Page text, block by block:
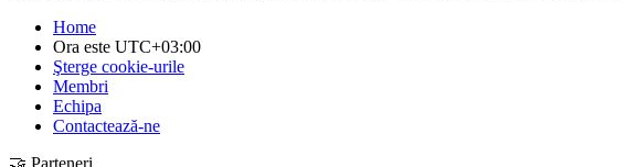
Home
Ora este UTC+03:00
Şterge cookie-urile
Membri
Echipa
Contactează-ne
🤝 Parteneri